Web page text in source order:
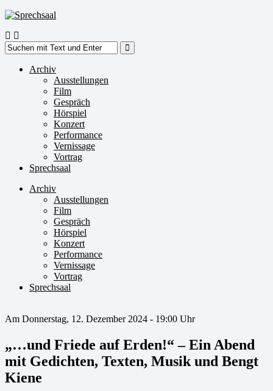
Zum
springen
Suche
nach:
Archiv
Ausstellungen
Film
Gespräch
Hörspiel
Konzert
Performance
Vernissage
Vortrag
Sprechsaal
Archiv
Ausstellungen
Film
Gespräch
Hörspiel
Konzert
Performance
Vernissage
Vortrag
Sprechsaal
Am Donnerstag, 12. Dezember 2024 - 19:00 Uhr
„…und Friede auf Erden!“ – Ein Abend
mit Gedichten, Texten, Musik und Bengt
Kiene